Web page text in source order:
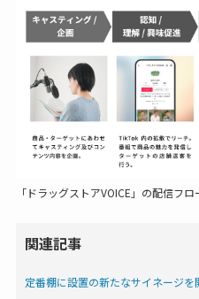
「ドラッグストアVOICE」の配信フロ
関連記事
定番棚に設置の新たなサイネージ